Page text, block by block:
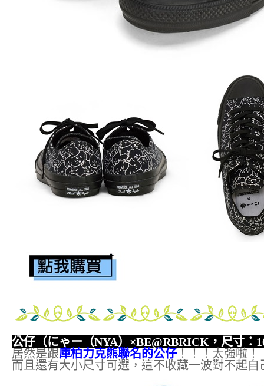
公仔（にゃー（NYA）×BE@RBRICK，尺寸：
居然是跟庫柏力克熊聯名的公仔 ！！！太強啦！
而且還有大小尺寸可選，這不收藏一波對不起自